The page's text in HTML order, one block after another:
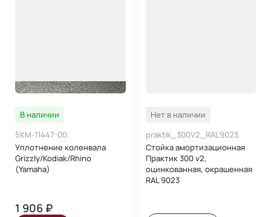
В наличии
5KM-11447-00
Уплотнение коленвала
Grizzly/Kodiak/Rhino
(Yamaha)
1 906 ₽
Нет в наличии
praktik_300V2_RAL9023
Стойка амортизационная
Практик 300 v2,
оцинкованная, окрашенная
RAL 9023